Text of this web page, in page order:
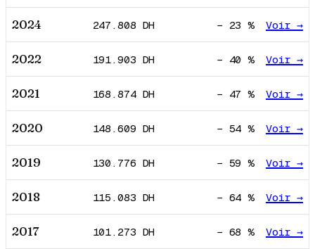
2024 247.808 DH − 23 % Voir →
2022 191.903 DH − 40 % Voir →
2021 168.874DH − 47 % Voir →
2020 148.609 DH − 54 % Voir →
2019 130.776 DH − 59 % Voir →
2018 115.083 DH − 64 % Voir →
2017 101.273 DH − 68 % Voir →